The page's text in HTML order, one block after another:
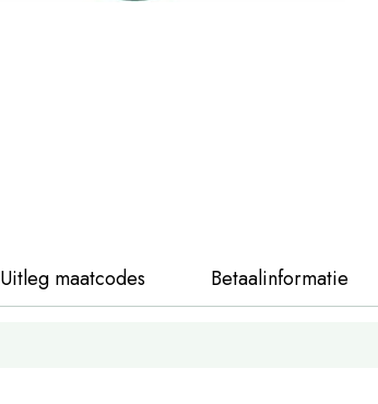
Uitleg maatcodes Betaalinformatie